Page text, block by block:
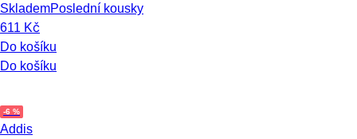
SklademPoslední kousky
611 Kč
Do košíku
Do košíku
-6 %
Addis